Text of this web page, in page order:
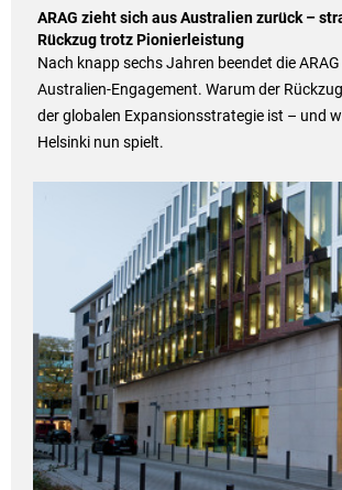
ARAG zieht sich aus Australien zurück –
Rückzug trotz Pionierleistung
Nach knapp sechs Jahren beendet die ARAG
Australien-Engagement. Warum der
der globalen Expansionsstrategie ist – und
Helsinki nun spielt.